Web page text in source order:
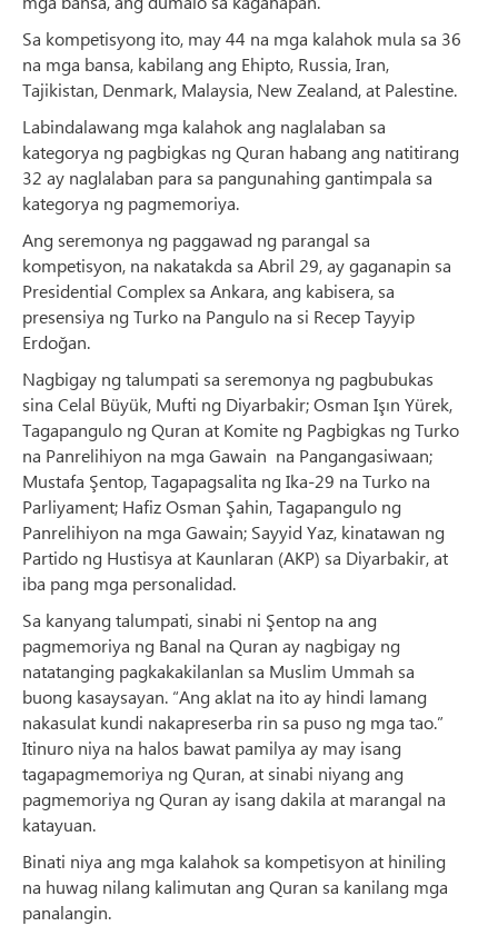
Sa kompetisyong ito, may 44 na mga kalahok mula sa 36
na mga bansa, kabilang ang Ehipto, Russia, Iran,
Tajikistan, Denmark, Malaysia, New Zealand, at Palestine.
Labindalawang mga kalahok ang naglalaban sa
kategorya ng pagbigkas ng Quran habang ang natitirang
32 ay naglalaban para sa pangunahing gantimpala sa
kategorya ng pagmemoriya.
Ang seremonya ng paggawad ng parangal sa
kompetisyon, na nakatakda sa Abril 29, ay gaganapin sa
Presidential Complex sa Ankara, ang kabisera, sa
presensiya ng Turko na Pangulo na si Recep Tayyip
Erdoğan.
Nagbigay ng talumpati sa seremonya ng pagbubukas
sina Celal Büyük, Mufti ng Diyarbakir; Osman Işın Yürek,
Tagapangulo ng Quran at Komite ng Pagbigkas ng Turko
na Panrelihiyon na mga Gawain na Pangangasiwaan;
Mustafa Şentop, Tagapagsalita ng Ika-29 na Turko na
Parliyament; Hafiz Osman Şahin, Tagapangulo ng
Panrelihiyon na mga Gawain; Sayyid Yaz, kinatawan ng
Partido ng Hustisya at Kaunlaran (AKP) sa Diyarbakir, at
iba pang mga personalidad.
Sa kanyang talumpati, sinabi ni Şentop na ang
pagmemoriya ng Banal na Quran ay nagbigay ng
natatanging pagkakakilanlan sa Muslim Ummah sa
buong kasaysayan. “Ang aklat na ito ay hindi lamang
nakasulat kundi nakapreserba rin sa puso ng mga tao.”
Itinuro niya na halos bawat pamilya ay may isang
tagapagmemoriya ng Quran, at sinabi niyang ang
pagmemoriya ng Quran ay isang dakila at marangal na
katayuan.
Binati niya ang mga kalahok sa kompetisyon at hiniling
na huwag nilang kalimutan ang Quran sa kanilang mga
panalangin.